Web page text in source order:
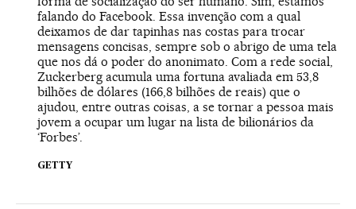
falando do Facebook. Essa invenção com a qual
deixamos de dar tapinhas nas costas para trocar
mensagens concisas, sempre sob o abrigo de uma tela
que nos dá o poder do anonimato. Com a rede social,
Zuckerberg acumula uma fortuna avaliada em 53,8
bilhões de dólares (166,8 bilhões de reais) que o
ajudou, entre outras coisas, a se tornar a pessoa mais
jovem a ocupar um lugar na lista de bilionários da
‘Forbes’.
GETTY